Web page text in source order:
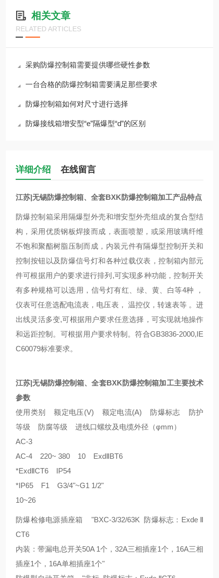
相关文章
RELATED ARTICLES
采购防爆控制箱需要提供哪些硬性参数
一台合格的防爆控制箱需要满足那些要求
防爆控制箱如何对尺寸进行选择
防爆接线箱增安型“e”隔爆型“d”的区别
详细介绍 在线留言
江苏|无锡防爆控制箱、全套BXK防爆控制箱加工产品特点
防爆控制箱采用隔爆型外壳和增安型外壳组成的复合型结
构，采用优质钢板焊接而成，表面喷塑，或采用玻璃纤维
不饱和聚酯树脂压制而成，内装元件有隔爆型控制开关和
控制按钮以及防爆信号灯和各种过载仪表，控制箱内部元
件可根据用户的要求进行排列,可实现多种功能，控制开关
有多种规格可以选用，信号灯有红、绿、黄、白等4种 ，
仪表可任意选配电流表，电压表， 温控仪，转速表等 。进
出线灵活多变,可根据用户要求任意选择，可实现就地操作
和远距控制。可根据用户要求特制。符合GB3836-2000,IE
C60079标准要求。
江苏|无锡防爆控制箱、全套BXK防爆控制箱加工主要技术
参数
使用类别 额定电压(V) 额定电流(A) 防爆标志 防护
等级 防腐等级 进线口螺纹及电缆外径（φmm）
AC-3
AC-4 220~ 380 10 ExdⅡBT6
*ExdⅡCT6 IP54
*IP65 F1 G3/4"~G1 1/2"
10~26
防爆检修电源插座箱 "BXC-3/32/63K 防爆标志：Exde Ⅱ
CT6
内装：带漏电总开关50A 1个，32A三相插座1个，16A三相
插座1个，16A单相插座1个"